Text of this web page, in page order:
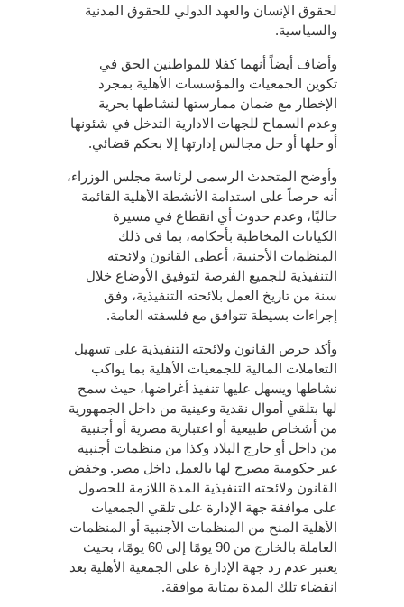
لحقوق الإنسان والعهد الدولي للحقوق المدنية
والسياسية.
وأضاف أيضاً أنهما كفلا للمواطنين الحق في
تكوين الجمعيات والمؤسسات الأهلية بمجرد
الإخطار مع ضمان ممارستها لنشاطها بحرية
وعدم السماح للجهات الادارية التدخل في شئونها
أو حلها أو حل مجالس إدارتها إلا بحكم قضائي.
وأوضح المتحدث الرسمى لرئاسة مجلس الوزراء،
أنه حرصاً على استدامة الأنشطة الأهلية القائمة
حاليًا، وعدم حدوث أي انقطاع في مسيرة
الكيانات المخاطبة بأحكامه، بما في ذلك
المنظمات الأجنبية، أعطى القانون ولائحته
التنفيذية للجميع الفرصة لتوفيق الأوضاع خلال
سنة من تاريخ العمل بلائحته التنفيذية، وفق
إجراءات بسيطة تتوافق مع فلسفته العامة.
وأكد حرص القانون ولائحته التنفيذية على تسهيل
التعاملات المالية للجمعيات الأهلية بما يواكب
نشاطها ويسهل عليها تنفيذ أغراضها، حيث سمح
لها بتلقي أموال نقدية وعينية من داخل الجمهورية
من أشخاص طبيعية أو اعتبارية مصرية أو أجنبية
من داخل أو خارج البلاد وكذا من منظمات أجنبية
غير حكومية مصرح لها بالعمل داخل مصر. وخفض
القانون ولائحته التنفيذية المدة اللازمة للحصول
على موافقة جهة الإدارة على تلقي الجمعيات
الأهلية المنح من المنظمات الأجنبية أو المنظمات
العاملة بالخارج من 90 يومًا إلى 60 يومًا، بحيث
يعتبر عدم رد جهة الإدارة على الجمعية الأهلية بعد
انقضاء تلك المدة بمثابة موافقة.